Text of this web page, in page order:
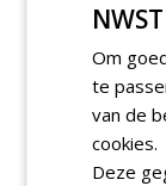
Plaats
Om
te
van de
cookies.
Deze